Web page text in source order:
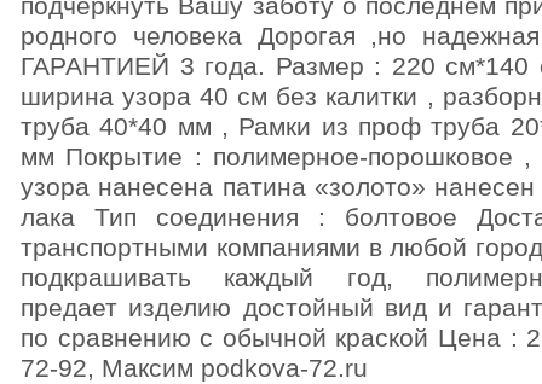
подчеркнуть Вашу заботу о последнем
родного человека Дорогая ,но
ГАРАНТИЕЙ 3 года. Размер : 220 см*140
ширина узора 40 см без калитки ,
труба 40*40 мм , Рамки из проф труба
мм Покрытие : полимерное-порошковое ,
узора нанесена патина «золото»
лака Тип соединения : болтовое
транспортными компаниями в любой
подкрашивать каждый год,
предает изделию достойный вид и
по сравнению с обычной краской Цена :
72-92, Максим podkova-72.ru